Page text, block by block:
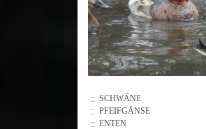
SCHWÄNE
PFEIFGÄNSE
ENTEN